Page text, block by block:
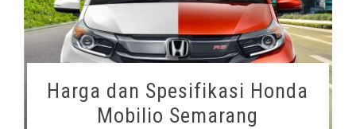
Harga dan Spesifikasi Honda
Mobilio Semarang